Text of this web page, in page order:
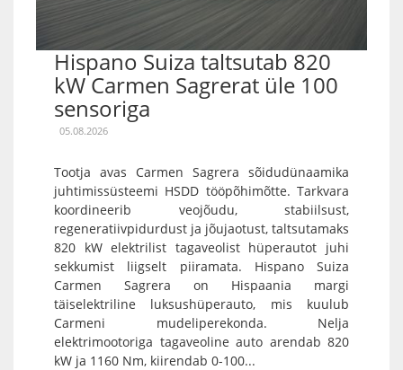
Hispano Suiza taltsutab 820
kW Carmen Sagrerat üle 100
sensoriga
05.08.2026
Tootja avas Carmen Sagrera sõidudünaamika
juhtimissüsteemi HSDD tööpõhimõtte. Tarkvara
koordineerib veojõudu, stabiilsust,
regeneratiivpidurdust ja jõujaotust, taltsutamaks
820 kW elektrilist tagaveolist hüperautot juhi
sekkumist liigselt piiramata. Hispano Suiza
Carmen Sagrera on Hispaania margi
täiselektriline luksushüperauto, mis kuulub
Carmeni mudeliperekonda. Nelja
elektrimootoriga tagaveoline auto arendab 820
kW ja 1160 Nm, kiirendab 0-100...